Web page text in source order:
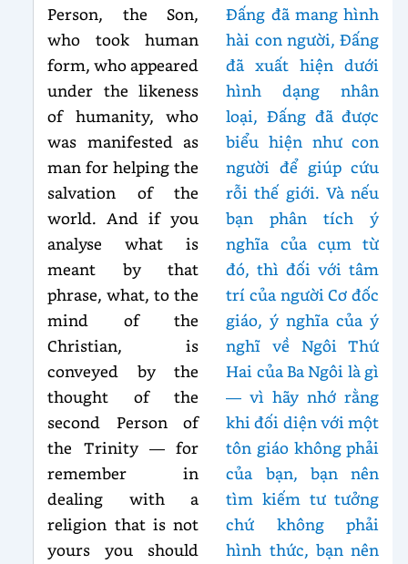
Person, the Son,
who took human
form, who appeared
under the likeness
of humanity, who
was manifested as
man for helping the
salvation of the
world. And if you
analyse what is
meant by that
phrase, what, to the
mind of the
Christian, is
conveyed by the
thought of the
second Person of
the Trinity — for
remember in
dealing with a
religion that is not
yours you should
Đấng đã mang hình
hài con người, Đấng
đã xuất hiện dưới
hình dạng nhân
loại, Đấng đã được
biểu hiện như con
người để giúp cứu
rỗi thế giới. Và nếu
bạn phân tích ý
nghĩa của cụm từ
đó, thì đối với tâm
trí của người Cơ đốc
giáo, ý nghĩa của ý
nghĩ về Ngôi Thứ
Hai của Ba Ngôi là gì
— vì hãy nhớ rằng
khi đối diện với một
tôn giáo không phải
của bạn, bạn nên
tìm kiếm tư tưởng
chứ không phải
hình thức, bạn nên